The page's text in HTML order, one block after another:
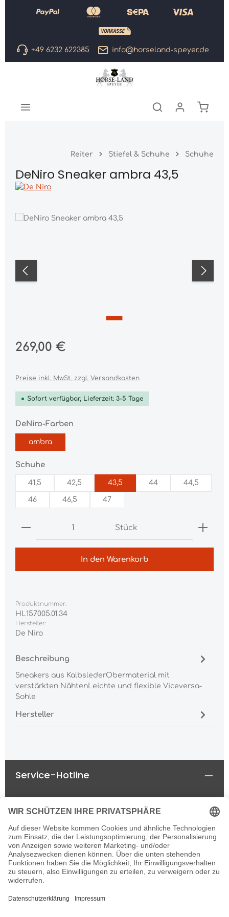
Zum Hauptinhalt springen
+49 6232 622385 info@horseland-speyer.de
Reiter Stiefel & Schuhe Schuhe
DeNiro Sneaker ambra 43,5
Bildergalerie überspringen
Regulärer Preis:
269,00 €
Preise inkl. MwSt. zzgl. Versandkosten
Sofort verfügbar, Lieferzeit: 3-5 Tage
DeNiro-Farben
ambra
Schuheauswählen
41,5 42,5 43,5 44 44,5
46 46,5 47
Produkt Anzahl: Gib den gewünschten
Stück
In den Warenkorb
Produktnummer:
HL157005.01.34
Hersteller:
De Niro
Beschreibung
Sneakers aus KalbslederObermaterial mit
verstärkten NähtenLeichte und flexible Viceversa-
Sohle
Hersteller
Service-Hotline
Rechtliches
Informationen
Newsletter